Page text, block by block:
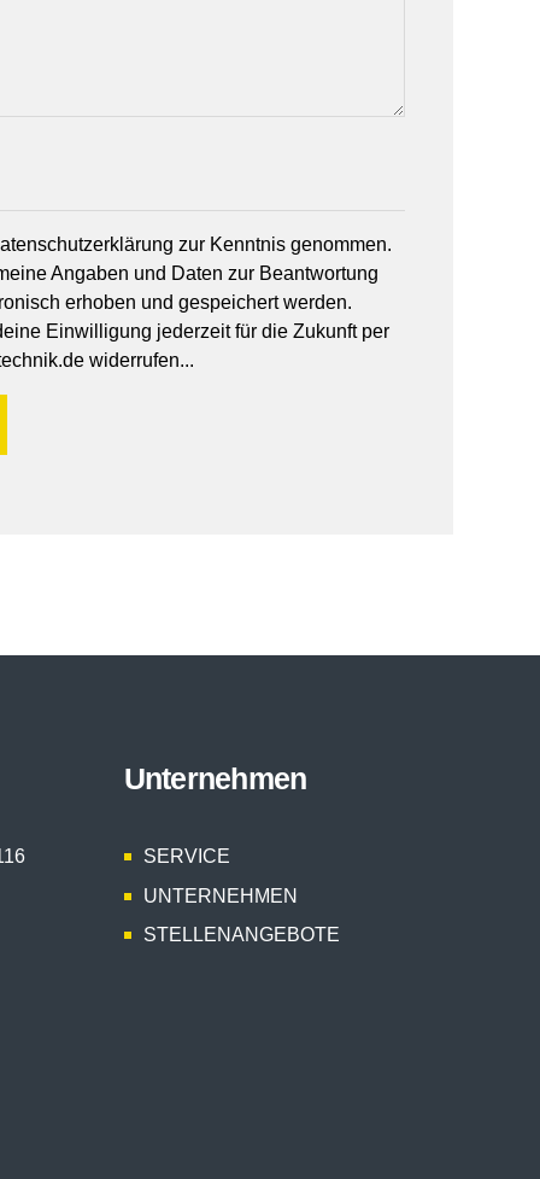
zur Kenntnis genommen.
Angaben und Daten zur Beantwortung
erhoben und gespeichert werden.
Einwilligung jederzeit für die Zukunft per
widerrufen...
Unternehmen
SERVICE
UNTERNEHMEN
STELLENANGEBOTE